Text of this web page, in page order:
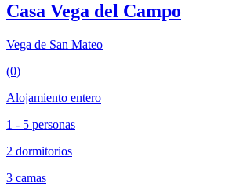
Casa Vega del Campo
Vega de San Mateo
(0)
Alojamiento entero
1 - 5 personas
2 dormitorios
3 camas